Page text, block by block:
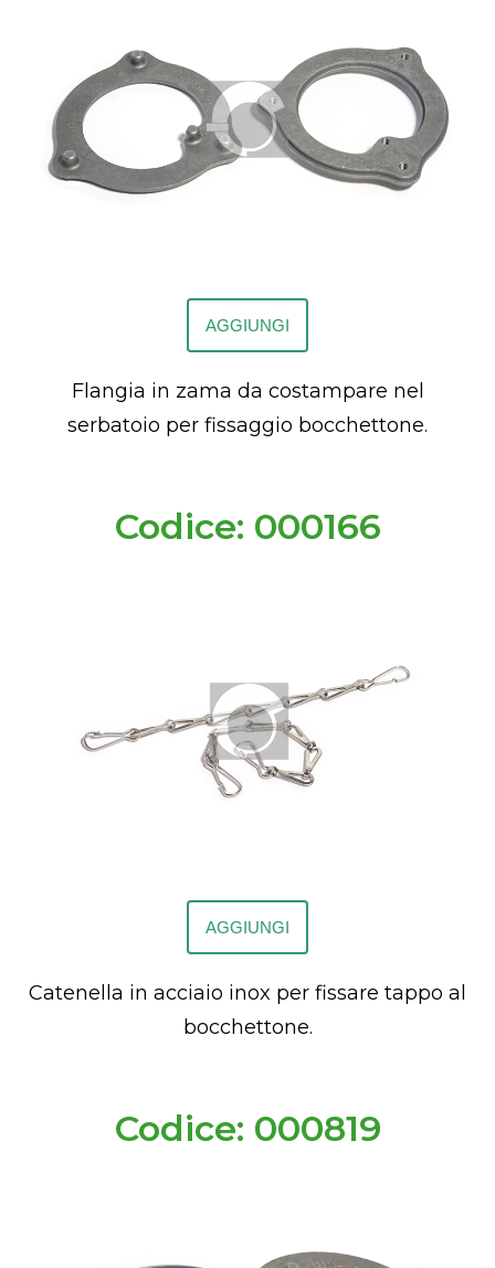
AGGIUNGI
Flangia in zama da costampare nel
serbatoio per fissaggio bocchettone.
Codice: 000166
AGGIUNGI
Catenella in acciaio inox per fissare tappo al
bocchettone.
Codice: 000819